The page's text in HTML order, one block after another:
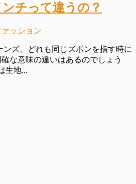
チって違うの？
ッション
ンズ、どれも同じズボンを指す時に
な意味の違いはあるのでしょう
生地...